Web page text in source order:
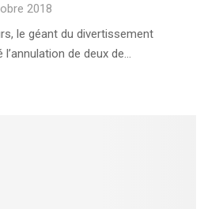
2018
le géant du divertissement
de deux de...